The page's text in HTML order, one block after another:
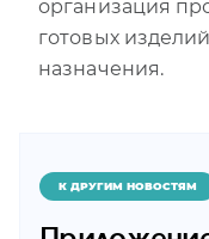
организация
готовых
назначения.
К ДРУГИМ НОВОСТЯМ